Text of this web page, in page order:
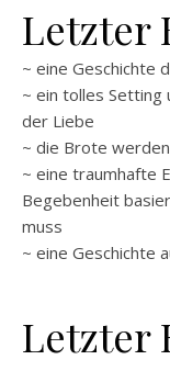
Letzter
~ eine Geschichte
~ ein tolles Setting
der Liebe
~ die Brote
~ eine traumhafte
Begebenheit
muss
~ eine Geschichte
Letzter